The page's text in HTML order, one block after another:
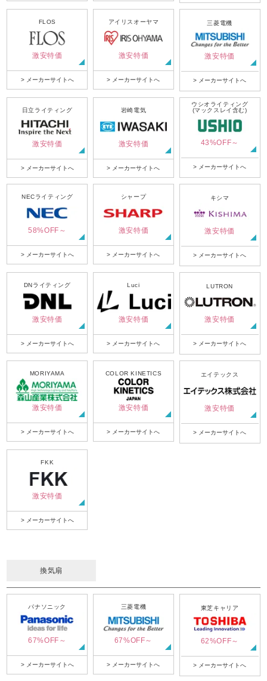
FLOS
激安特価
> メーカーサイトへ
アイリスオーヤマ
激安特価
> メーカーサイトへ
三菱電機
激安特価
> メーカーサイトへ
日立ライティング
激安特価
> メーカーサイトへ
岩崎電気
激安特価
> メーカーサイトへ
ウシオライティング
(マックスレイ含む)
43%OFF～
> メーカーサイトへ
NECライティング
58%OFF～
> メーカーサイトへ
シャープ
激安特価
> メーカーサイトへ
キシマ
激安特価
> メーカーサイトへ
DNライティング
激安特価
> メーカーサイトへ
Luci
激安特価
> メーカーサイトへ
LUTRON
激安特価
> メーカーサイトへ
MORIYAMA
激安特価
> メーカーサイトへ
COLOR KINETICS
激安特価
> メーカーサイトへ
エイテックス
激安特価
> メーカーサイトへ
FKK
激安特価
> メーカーサイトへ
換気扇
パナソニック
67%OFF～
> メーカーサイトへ
三菱電機
67%OFF～
> メーカーサイトへ
東芝キャリア
62%OFF～
> メーカーサイトへ